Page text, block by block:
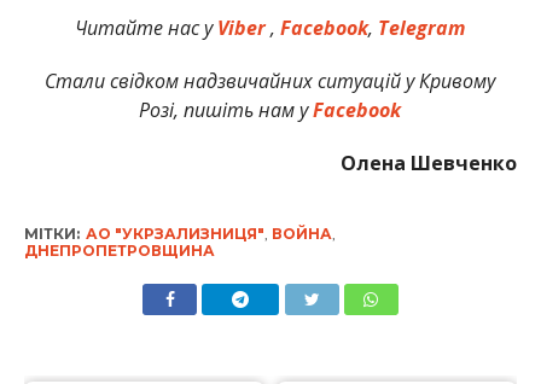
Читайте нас уViber,Facebook, Telegram
Стали свідком надзвичайних ситуацій у Кривому
Розі, пишіть нам уFacebook
Олена Шевченко
МІТКИ: АО "УКРЗАЛИЗНИЦЯ", ВОЙНА,
ДНЕПРОПЕТРОВЩИНА